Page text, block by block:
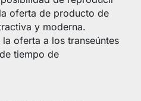
oferta de producto de
y moderna.
oferta a los transeúntes
tiempo de